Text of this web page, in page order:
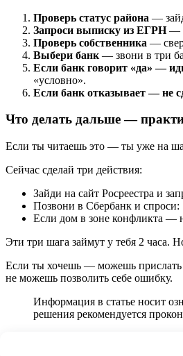
Проверь статус района —
Запроси выписку из ЕГРН—
Проверь собственника —
Выбери банк — звони в три
Если банк говорит «да» —
«условно».
Если банк отказывает — не
Что делать дальше —
Если ты читаешь это — ты уже на
Сейчас сделай три действия:
Зайди на сайт Росреестра и
Позвони в Сбербанк и спроси:
Если дом в зоне конфликта —
Эти три шага займут у тебя 2 часа.
Если ты хочешь — можешь прислать
не можешь позволить себе ошибку.
Информация в статье носит
решения рекомендуется